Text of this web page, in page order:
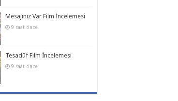
Mesajınız Var Film İncelemesi
9 saat önce
Tesadüf Film İncelemesi
9 saat önce